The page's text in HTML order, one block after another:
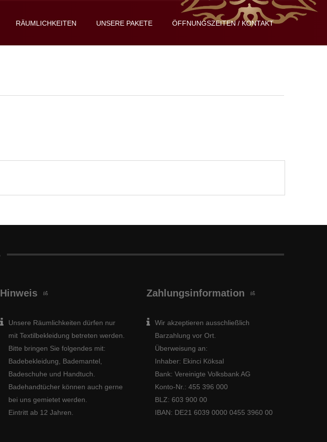
RÄUMLICHKEITEN UNSERE PAKETE ÖFFNUNGSZEITEN / KONTAKT
Hinweis
Unsere Räumlichkeiten dürfen nur
mit Textilbekleidung betreten werden.
Bitte bringen Sie folgendes mit:
Badebekleidung, Bademantel,
Badeschuhe und Handtuch.
Badehandtücher können auch gerne
bei uns gemietet werden.
Eintritt ab 12 Jahren.
Zahlungsinformation
Wir akzeptieren ausschließlich
Barzahlung vor Ort.
Überweisung an:
Inhaber: Ekinci Köksal
Bank: Vereinigte Volksbank AG
Konto-Nr.: 455 396 000
BLZ: 603 900 00
IBAN: DE21 6039 0000 0455 3960 00